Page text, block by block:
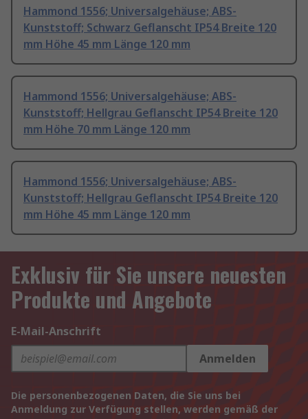
Hammond 1556; Universalgehäuse; ABS-
Kunststoff; Schwarz Geflanscht IP54 Breite 120
mm Höhe 45 mm Länge 120 mm
Hammond 1556; Universalgehäuse; ABS-
Kunststoff; Hellgrau Geflanscht IP54 Breite 120
mm Höhe 70 mm Länge 120 mm
Hammond 1556; Universalgehäuse; ABS-
Kunststoff; Hellgrau Geflanscht IP54 Breite 120
mm Höhe 45 mm Länge 120 mm
Exklusiv für Sie unsere neuesten
Produkte und Angebote
E-Mail-Anschrift
Anmelden
Die personenbezogenen Daten, die Sie uns bei
Anmeldung zur Verfügung stellen, werden gemäß der